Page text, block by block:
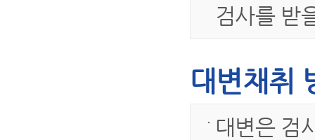
검사를 받
대변채취
대변은 검